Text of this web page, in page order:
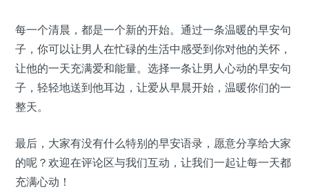
每一个清晨，都是一个新的开始。通过一条温暖的早安句
子，你可以让男人在忙碌的生活中感受到你对他的关怀，
让他的一天充满爱和能量。选择一条让男人心动的早安句
子，轻轻地送到他耳边，让爱从早晨开始，温暖你们的一
整天。
最后，大家有没有什么特别的早安语录，愿意分享给大家
的呢？欢迎在评论区与我们互动，让我们一起让每一天都
充满心动！